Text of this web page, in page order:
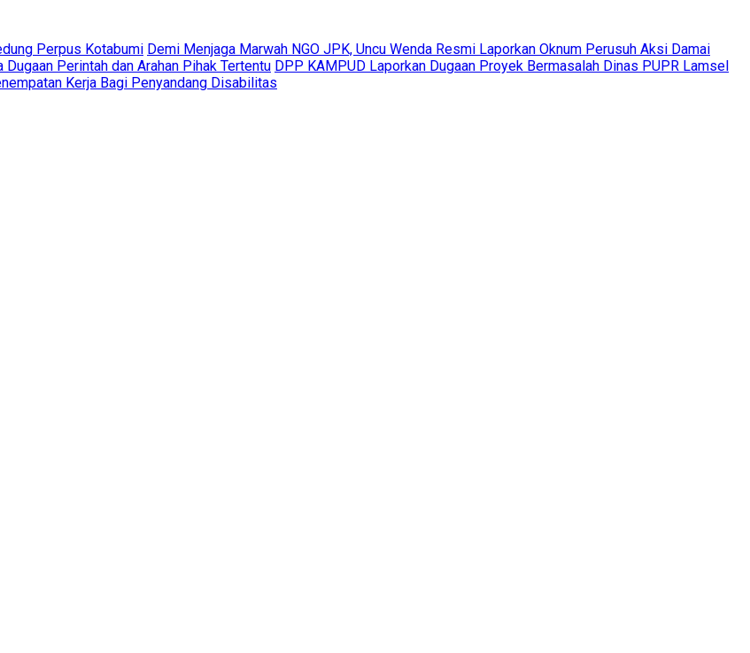
Perpus Kotabumi Demi Menjaga Marwah NGO JPK, Uncu Wenda Resmi Laporkan Oknum Perusuh Aksi Damai
Perintah dan Arahan Pihak Tertentu DPP KAMPUD Laporkan Dugaan Proyek Bermasalah Dinas PUPR Lamsel
Kerja Bagi Penyandang Disabilitas